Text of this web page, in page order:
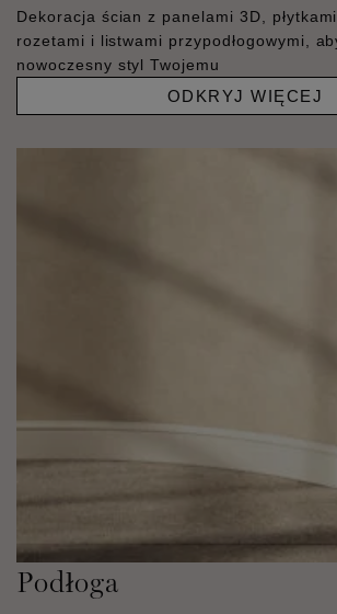
Dekoracja ścian z panelami 3D,
rozetami i listwami przypodłogowymi,
nowoczesny styl Twojemu
ODKRYJ WIĘCEJ
Podłoga